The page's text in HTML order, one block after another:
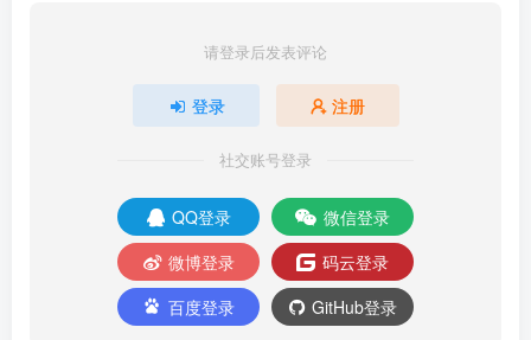
请登录后发表评论
登录 注册
社交账号登录
QQ登录
微信登录
微博登录
码云登录
百度登录
GitHub登录